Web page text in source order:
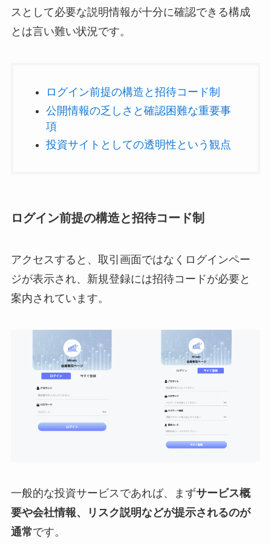
スとして必要な説明情報が十分に確認できる構成
とは言い難い状況です。
ログイン前提の構造と招待コード制
公開情報の乏しさと確認困難な重要事
項
投資サイトとしての透明性という観点
ログイン前提の構造と招待コード制
アクセスすると、取引画面ではなくログインペー
ジが表示され、新規登録には招待コードが必要と
案内されています。
一般的な投資サービスであれば、まずサービス概
要や会社情報、リスク説明などが提示されるのが
通常です。